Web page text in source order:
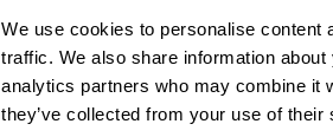
We use cookies to personalise content
traffic. We also share information
analytics partners who may combine it
they’ve collected from your use of their